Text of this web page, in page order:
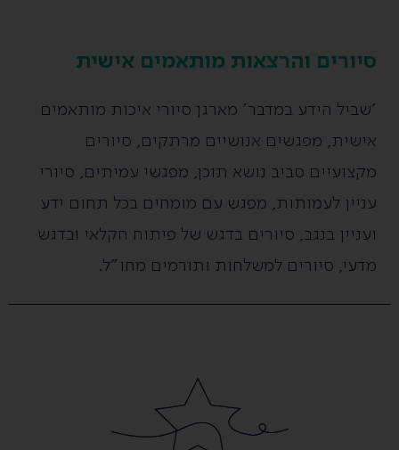
סיורים והרצאות מותאמים אישית
'שביל הידע במדבר' מארגן סיורי איכות מותאמים
אישית, מפגשים אנושיים מרתקים, סיורים
מקצועיים סביב נושא תוכן, מפגשי עמיתים, סיורי
עניין לעמותות, מפגש עם מומחים בכל תחום ידע
ועניין בנגב, סיורים בדגש של פיתוח חקלאי ובדגש
מדעי, סיורים למשלחות ותורמים מחו"ל.